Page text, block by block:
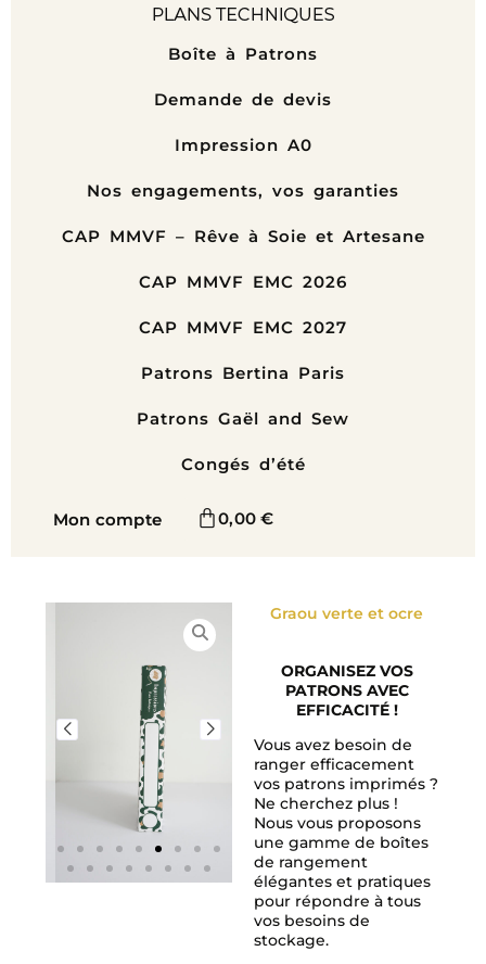
Boîte à Patrons
Demande de devis
Impression A0
Nos engagements, vos garanties
CAP MMVF – Rêve à Soie et Artesane
CAP MMVF EMC 2026
CAP MMVF EMC 2027
Patrons Bertina Paris
Patrons Gaël and Sew
Congés d’été
Mon compte 0,00€
Graou verte et ocre
ORGANISEZ VOS
PATRONS AVEC
EFFICACITÉ !
Vous avez besoin de
ranger efficacement
vos patrons imprimés ?
Ne cherchez plus !
Nous vous proposons
une gamme de boîtes
de rangement
élégantes et pratiques
pour répondre à tous
vos besoins de
stockage.